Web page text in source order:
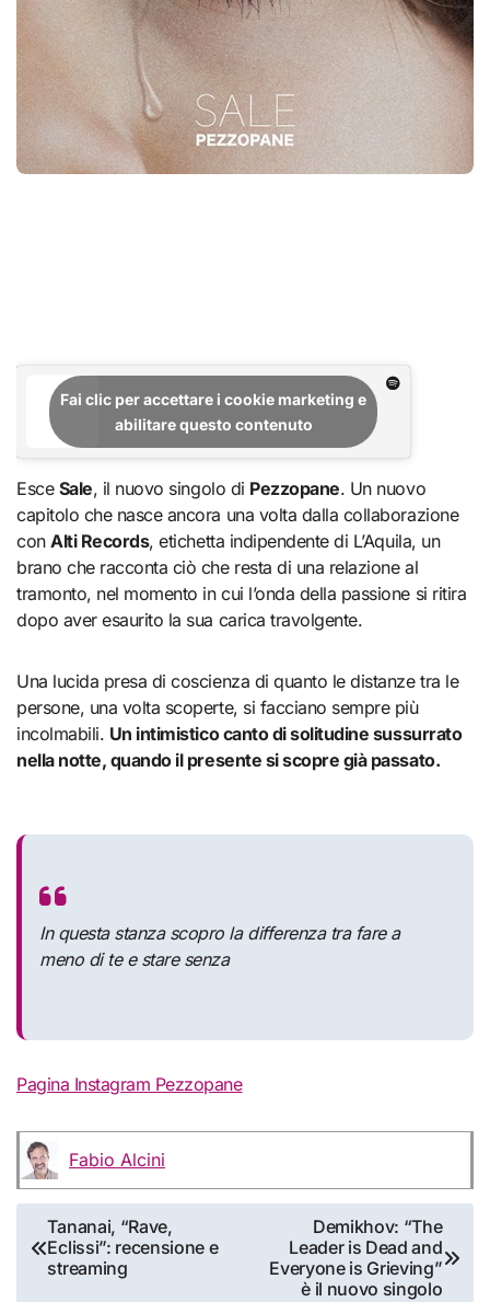
Fai clic per accettare i cookie marketing e
abilitare questo contenuto
Esce Sale, il nuovo singolo di Pezzopane. Un nuovo
capitolo che nasce ancora una volta dalla collaborazione
conAlti Records, etichetta indipendente di L’Aquila, un
brano che racconta ciò che resta di una relazione al
tramonto, nel momento in cui l’onda della passione si ritira
dopo aver esaurito la sua carica travolgente.
Una lucida presa di coscienza di quanto le distanze tra le
persone, una volta scoperte, si facciano sempre più
incolmabili. Un intimistico canto di solitudine sussurrato
nella notte, quando il presente si scopre già passato.
In questa stanza scopro la differenza tra fare a
meno di te e stare senza
Pagina Instagram Pezzopane
Fabio Alcini
Navigazione
articoli
Tananai, “Rave,
Eclissi”: recensione e
streaming
Demikhov: “The
Leader is Dead and
Everyone is Grieving”
è il nuovo singolo